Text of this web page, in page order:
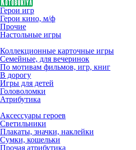
Герои игр
Герои кино, м/ф
Прочие
Настольные игры
Коллекционные карточные игры
Семейные, для вечеринок
По мотивам фильмов, игр, книг
В дорогу
Игры для детей
Головоломки
Атрибутика
Аксессуары героев
Светильники
Плакаты, значки, наклейки
Сумки, кошельки
Прочая атрибутика